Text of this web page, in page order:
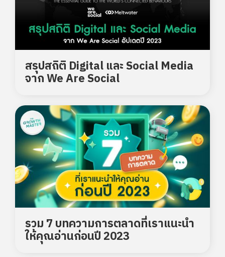
สรุปสถิติ Digital และ Social Media
จาก We Are Social
รวม 7 บทความการตลาดที่เราแนะนำ
ให้คุณอ่านก่อนปี 2023